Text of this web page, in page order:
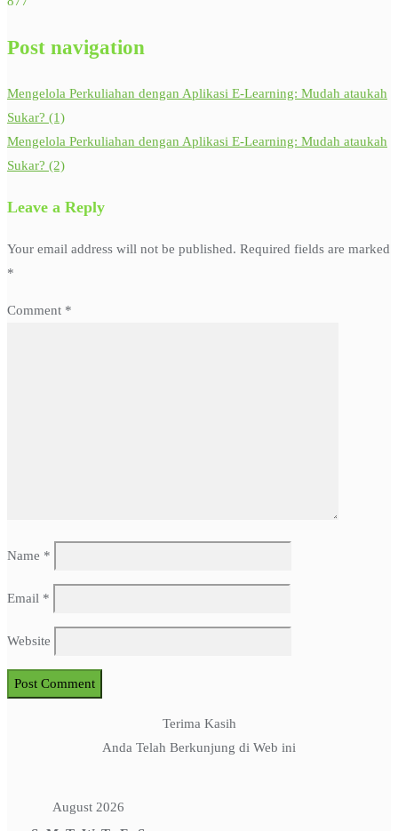
Post navigation
Mengelola Perkuliahan dengan Aplikasi E-Learning: Mudah ataukah
Sukar? (1)
Mengelola Perkuliahan dengan Aplikasi E-Learning: Mudah ataukah
Sukar? (2)
Leave a Reply
Your email address will not be published. Required fields are marked
*
Comment *
Name *
Email *
Website
Terima Kasih
Anda Telah Berkunjung di Web ini
August 2026